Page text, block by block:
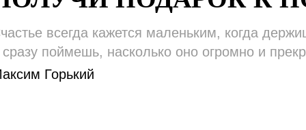
всегда кажется маленьким, когда
поймешь, насколько оно огромно и
Горький